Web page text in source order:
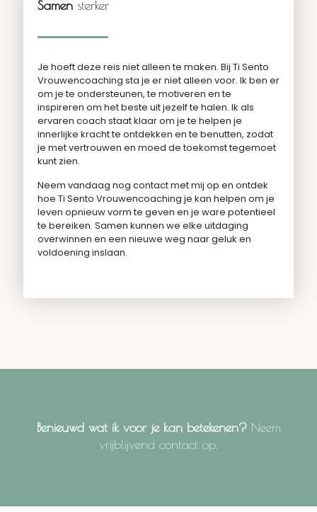
Samen sterker
Je hoeft deze reis niet alleen te maken. Bij Ti Sento
Vrouwencoaching sta je er niet alleen voor. Ik ben er
om je te ondersteunen, te motiveren en te
inspireren om het beste uit jezelf te halen. Ik als
ervaren coach staat klaar om je te helpen je
innerlijke kracht te ontdekken en te benutten, zodat
je met vertrouwen en moed de toekomst tegemoet
kunt zien.
Neem vandaag nog contact met mij op en ontdek
hoe Ti Sento Vrouwencoaching je kan helpen om je
leven opnieuw vorm te geven en je ware potentieel
te bereiken. Samen kunnen we elke uitdaging
overwinnen en een nieuwe weg naar geluk en
voldoening inslaan.
Benieuwd wat ik voor je kan betekenen?Neem
vrijblijvend contact op.